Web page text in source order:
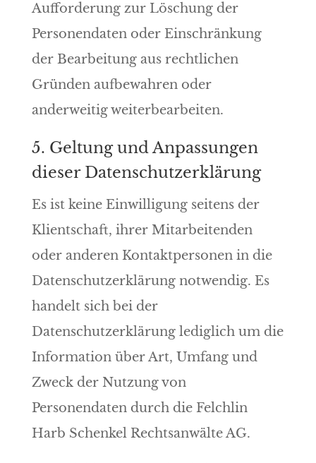
Aufforderung zur Löschung der
Personendaten oder Einschränkung
der Bearbeitung aus rechtlichen
Gründen aufbewahren oder
anderweitig weiterbearbeiten.
5. Geltung und Anpassungen
dieser Datenschutzerklärung
Es ist keine Einwilligung seitens der
Klientschaft, ihrer Mitarbeitenden
oder anderen Kontaktpersonen in die
Datenschutzerklärung notwendig. Es
handelt sich bei der
Datenschutzerklärung lediglich um die
Information über Art, Umfang und
Zweck der Nutzung von
Personendaten durch die Felchlin
Harb Schenkel Rechtsanwälte AG.